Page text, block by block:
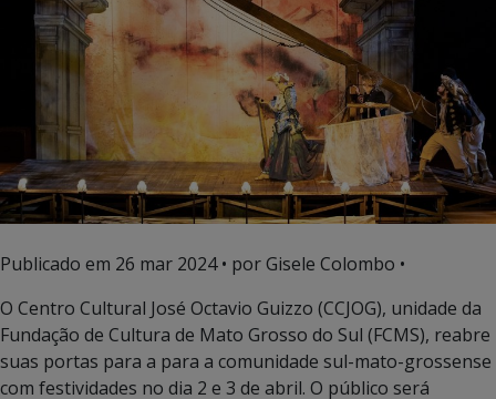
Publicado em 26 mar 2024• por Gisele Colombo •
O Centro Cultural José Octavio Guizzo (CCJOG), unidade da
Fundação de Cultura de Mato Grosso do Sul (FCMS), reabre
suas portas para a para a comunidade sul-mato-grossense
com festividades no dia 2 e 3 de abril. O público será